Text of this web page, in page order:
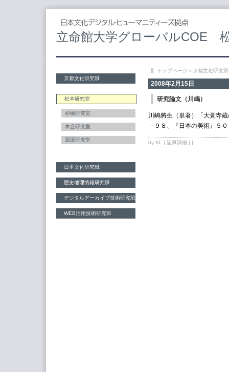
立命館大学グローバルCOE
京都文化研究班
松本研究室
杉橋研究室
木立研究室
冨田研究室
日本文化研究班
歴史地理情報研究班
デジタルアーカイブ技術研究班
WEB活用技術研究班
トップページ ＞ 京都文化研究班
2008年2月15日
研究論文（川嶋）
川嶋將生（単著）「大覚寺
－９８、『日本の美術』５
by KL | 記事詳細 | |